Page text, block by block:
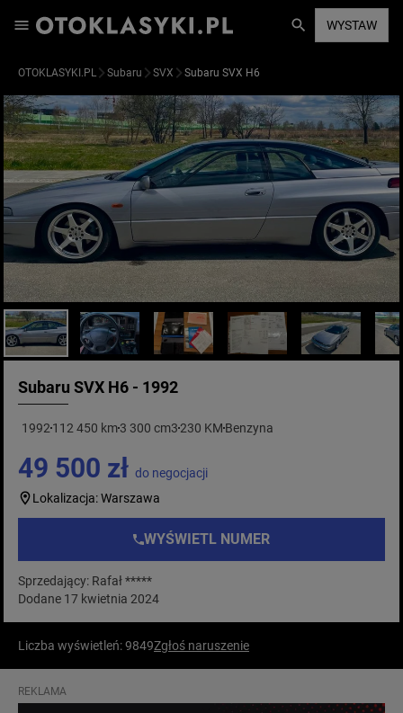
WYSTAW
OTOKLASYKI.PL Subaru SVX Subaru SVX H6
Subaru SVX H6 - 1992
1992 112 450 km3 300 cm3230 KM Benzyna
49 500 zł do negocjacji
Lokalizacja: Warszawa
WYŚWIETL NUMER
Sprzedający: Rafał *****
Dodane 17 kwietnia 2024
Liczba wyświetleń: 9849Zgłoś naruszenie
REKLAMA